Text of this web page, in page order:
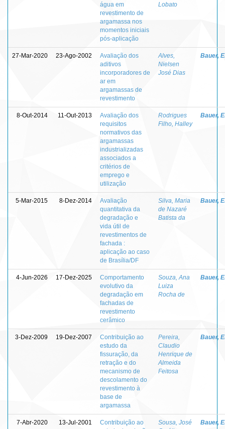
água em
revestimento de
argamassa nos
momentos iniciais
pós-aplicação
Lobato
27-Mar-2020 23-Ago-2002
Avaliação dos
aditivos
incorporadores de
ar em
argamassas de
revestimento
Alves,
Nielsen
José Dias
Bauer,
8-Out-2014 11-Out-2013
Avaliação dos
requisitos
normativos das
argamassas
industrializadas
associados a
critérios de
emprego e
utilização
Rodrigues
Filho, Halley
Bauer,
5-Mar-2015 8-Dez-2014
Avaliação
quantitativa da
degradação e
vida útil de
revestimentos de
fachada :
aplicação ao caso
de Brasília/DF
Silva, Maria
de Nazaré
Batista da
Bauer,
4-Jun-2026 17-Dez-2025
Comportamento
evolutivo da
degradação em
fachadas de
revestimento
cerâmico
Souza, Ana
Luiza
Rocha de
Bauer,
3-Dez-2009 19-Dez-2007
Contribuição ao
estudo da
fissuração, da
retração e do
mecanismo de
descolamento do
revestimento à
base de
argamassa
Pereira,
Claudio
Henrique de
Almeida
Feitosa
Bauer,
7-Abr-2020 13-Jul-2001
Contribuição ao
Sousa, José
Bauer,